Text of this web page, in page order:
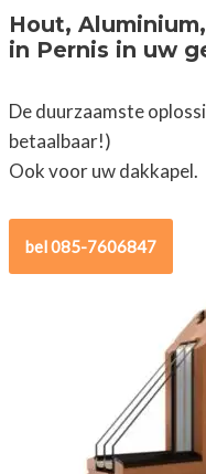
Hout,
in Pernis in uw
De duurzaamste
betaalbaar!)
Ook voor uw dakkapel.
bel 085-7606847